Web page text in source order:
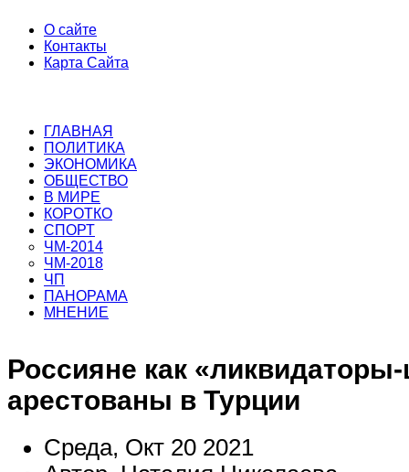
О сайте
Контакты
Карта Сайта
ГЛАВНАЯ
ПОЛИТИКА
ЭКОНОМИКА
ОБЩЕСТВО
В МИРЕ
КОРОТКО
СПОРТ
ЧМ-2014
ЧМ-2018
ЧП
ПАНОРАМА
МНЕНИЕ
Россияне как
арестованы в Турции
Среда, Окт 20 2021